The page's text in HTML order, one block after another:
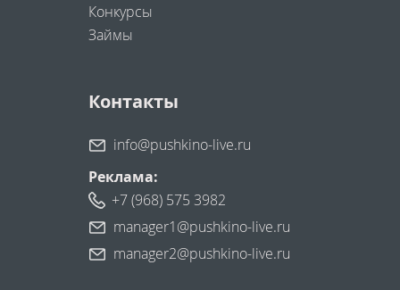
Конкурсы
Займы
Контакты
info@pushkino-live.ru
Реклама:
+7 (968) 575 3982
manager1@pushkino-live.ru
manager2@pushkino-live.ru